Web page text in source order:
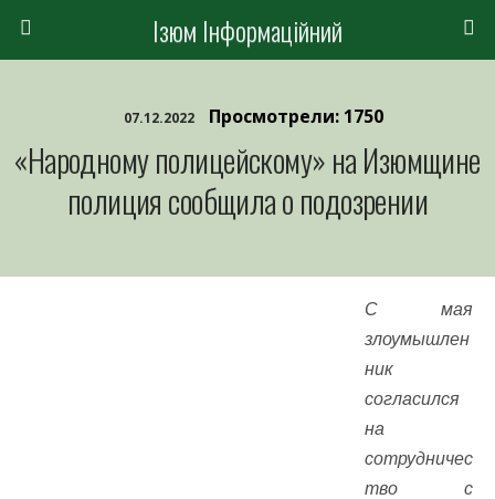
Ізюм Інформаційний
07.12.2022 Просмотрели: 1750
«Народному полицейскому» на Изюмщине
полиция сообщила о подозрении
С мая
злоумышлен
ник
согласился
на
сотрудничес
тво с